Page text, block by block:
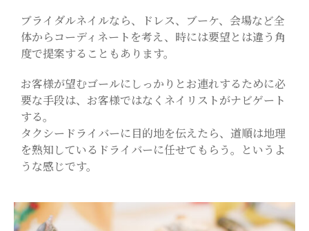
ブライダルネイルなら、ドレス、ブーケ、会場など全
体からコーディネートを考え、時には要望とは違う角
度で提案することもあります。
お客様が望むゴールにしっかりとお連れするために必
要な手段は、お客様ではなくネイリストがナビゲート
する。
タクシードライバーに目的地を伝えたら、道順は地理
を熟知しているドライバーに任せてもらう。というよ
うな感じです。